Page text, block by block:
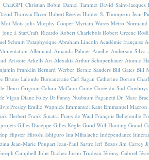
ChatGPT Christian Bobin Daniel Tammet David Saint-Jacques
Thoreau Hiver Hubert Reeves Hunter S. Thompson Jean-
Mot Mots jolis Murphy Cooper Myriam Wares Métro
joue à StarCraft Ricardo Robert Charlebois Robert Greene
Schmitt 'Pataphysique Abraham Lincoln Académie française
Allemand Amanda Palmer Amélie Anderson Silva
Aristote Arkells Art Alexakis Arthur Schopenhauer Atomic
Franklin Bernard Werber Bernie Sanders Bill Gates Bill
Bruno Lalonde Bureaucratie Carl Sagan Catherine Dorion
Henri Grignon Colum McCann Conte Corée du Sud
Vigan Diane Foley Dr Fanny Nusbaum Paganetti Dr. Marc
Presley Emilie Wapnick Emmanuel Kant Emmanuel Macron
Herbert Frank Sinatra Frans de Waal François Bellefeuille
Gilles Duceppe Gilles Kègle Good Will Hunting Grand
Hipster Hiroshi Ishiguro Ina Mihalache Indépendance
Jean-Marie Poupart Jean-Paul Sartre Jeff Bezos Jim Carrey
Campbell Julie Dachez Justin Trudeau Jérémy Gabriel